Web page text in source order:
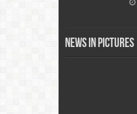
News in Pictures